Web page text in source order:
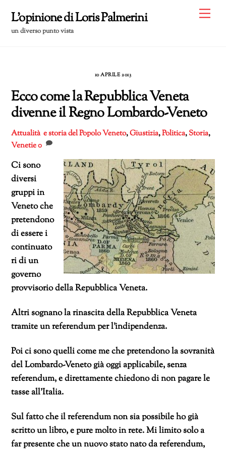
content
L'opinione di Loris Palmerini
un diverso punto vista
10 APRILE 2013
Ecco come la Repubblica Veneta
divenne il Regno Lombardo-Veneto
Attualità e storia del Popolo Veneto,Giustizia,Politica,Storia,
Venetie0
Ci sono
diversi
gruppi in
Veneto che
pretendono
di essere i
continuato
ri di un
governo
provvisorio della Repubblica Veneta.
Altri sognano la rinascita della Repubblica Veneta
tramite un referendum per l’indipendenza.
Poi ci sono quelli come me che pretendono la sovranità
del Lombardo-Veneto già oggi applicabile, senza
referendum, e direttamente chiedono di non pagare le
tasse all’Italia.
Sul fatto che il referendum non sia possibile ho già
scritto un libro, e pure molto in rete. Mi limito solo a
far presente che un nuovo stato nato da referendum,